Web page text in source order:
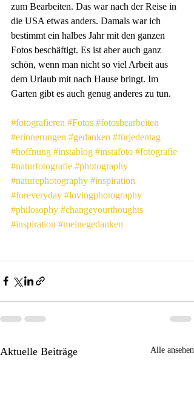
zum Bearbeiten. Das war nach der Reise in
die USA etwas anders. Damals war ich
bestimmt ein halbes Jahr mit den ganzen
Fotos beschäftigt. Es ist aber auch ganz
schön, wenn man nicht so viel Arbeit aus
dem Urlaub mit nach Hause bringt. Im
Garten gibt es auch genug anderes zu tun.
#fotografieren #Fotos #fotosbearbeiten
#erinnerungen #gedanken #fürjedentag
#hoffnung #instablog #instafoto #fotografie
#naturfotografie #photography
#naturephotography #inspiration
#foreveryday #lovingphotography
#philosophy #changeyourthoughts
#inspiration #meinegedanken
Aktuelle Beiträge Alle ansehen